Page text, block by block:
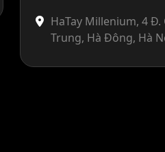
HaTay Millenium, 4
Trung, Hà Đông, Hà